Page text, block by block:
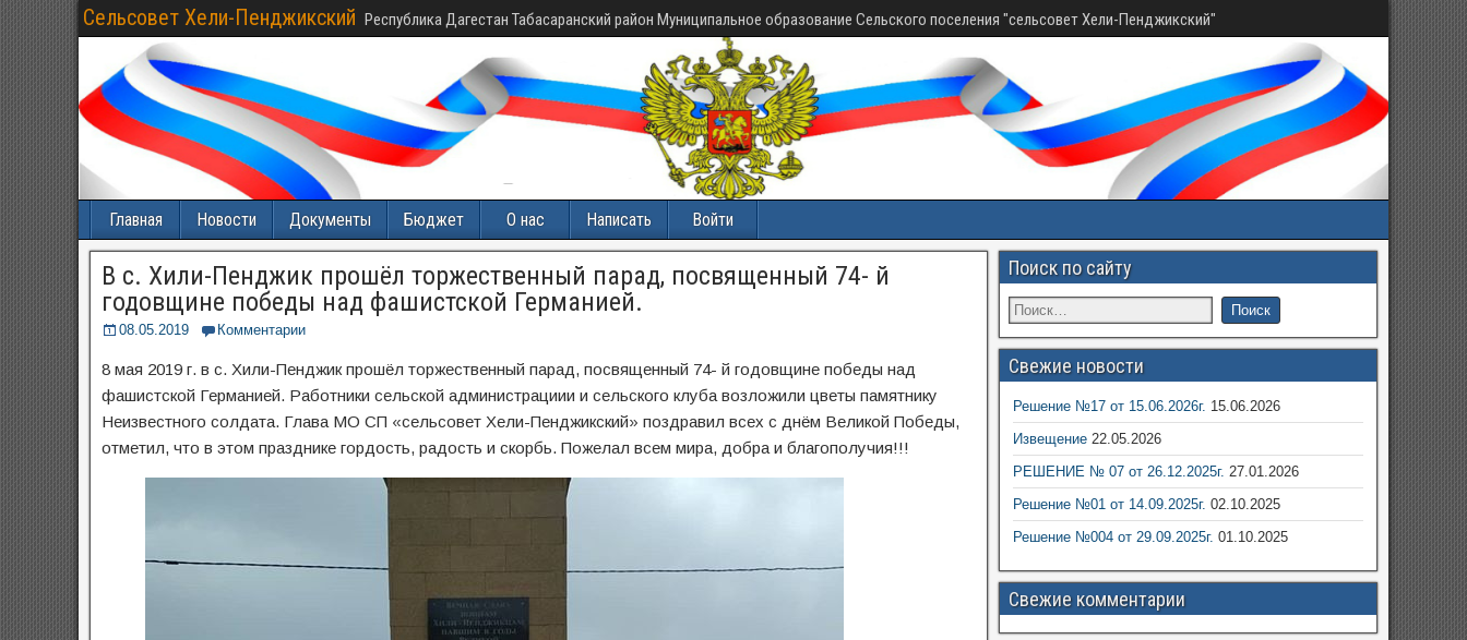
Сельсовет Хели-Пенджикский Республика Дагестан Табасаранский район Муниципальное образование Сельского поселения "сельсовет Хели-Пенджикский"
Главная Новости Документы Бюджет О нас Написать Войти
В с. Хили-Пенджик прошёл торжественный парад, посвященный 74- й
годовщине победы над фашистской Германией.
08.05.2019 Комментарии
8 мая 2019 г. в с. Хили-Пенджик прошёл торжественный парад, посвященный 74- й годовщине победы над
фашистской Германией. Работники сельской администрациии и сельского клуба возложили цветы памятнику
Неизвестного солдата. Глава МО СП «сельсовет Хели-Пенджикский» поздравил всех с днём Великой Победы,
отметил, что в этом празднике гордость, радость и скорбь. Пожелал всем мира, добра и благополучия!!!
Поиск по сайту
Свежие новости
Решение №17 от 15.06.2026г. 15.06.2026
Извещение 22.05.2026
РЕШЕНИЕ № 07 от 26.12.2025г. 27.01.2026
Решение №01 от 14.09.2025г. 02.10.2025
Решение №004 от 29.09.2025г. 01.10.2025
Свежие комментарии